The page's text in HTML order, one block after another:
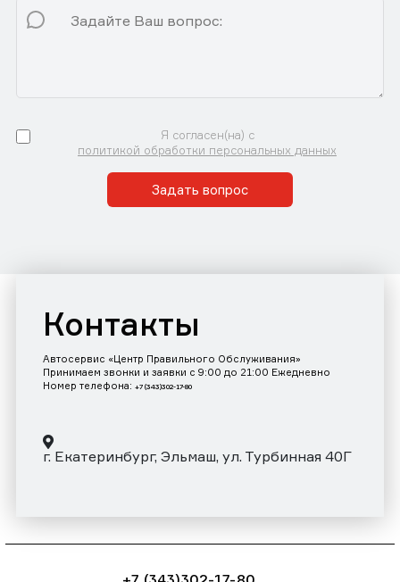
Я согласен(на) с
политикой обработки персональных данных
Задать вопрос
Контакты
Автосервис «Центр Правильного Обслуживания»
Принимаем звонки и заявки с 9:00 до 21:00 Ежедневно
Номер телефона: +7 (343)302-17-80
г. Екатеринбург, Эльмаш, ул. Турбинная 40Г